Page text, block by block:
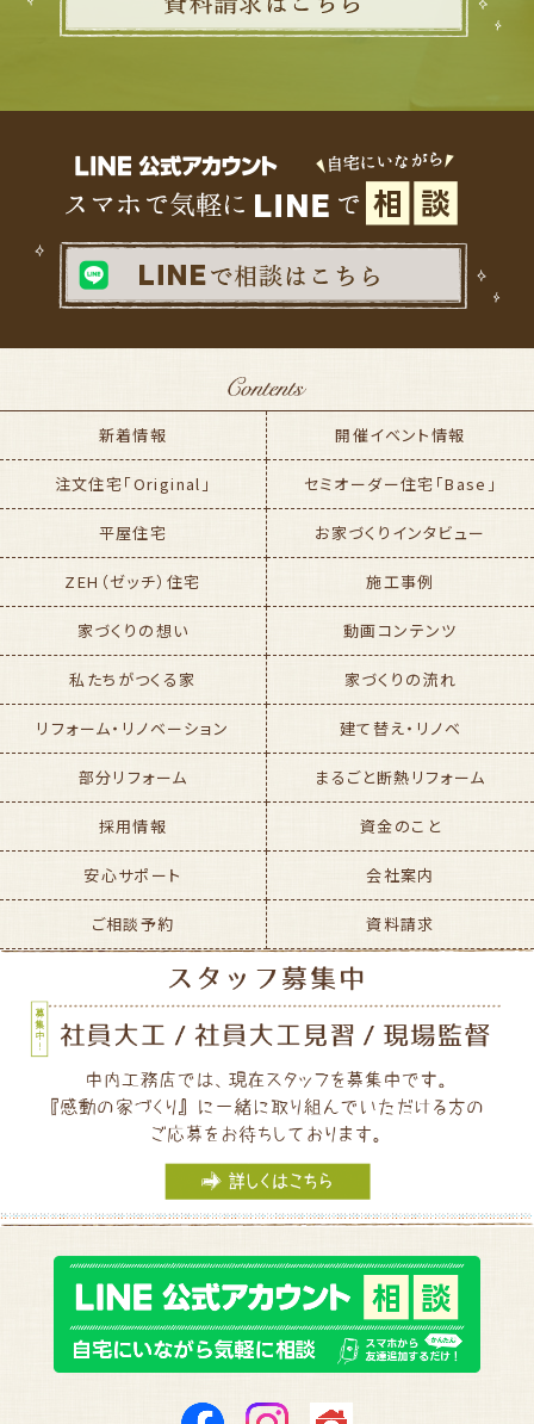
新着情報 開催イベント情報
注文住宅「Original」 セミオーダー住宅「Base」
平屋住宅 お家づくりインタビュー
ZEH（ゼッチ）住宅 施工事例
家づくりの想い 動画コンテンツ
私たちがつくる家 家づくりの流れ
リフォーム・リノベーション 建て替え・リノベ
部分リフォーム まるごと断熱リフォーム
採用情報 資金のこと
安心サポート 会社案内
ご相談予約 資料請求